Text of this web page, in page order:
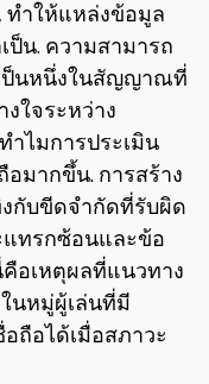
ทำให้แหล่งข้อมูล
ป็น. ความสามารถ
เป็นหนึ่งในสัญญาณที่
ใจระหว่าง
ไมการประเมิน
มากขึ้น. การสร้าง
กับขีดจำกัดที่รับผิด
แทรกซ้อนและข้อ
อเหตุผลที่แนวทาง
นหมู่ผู้เล่นที่มี
ถือได้เมื่อสภาวะ